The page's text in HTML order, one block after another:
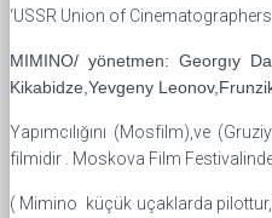
‘USSR Union of
MIMINO/ yönetmen: Georgıy
Kikabidze,Yevgeny
Yapımcılığını (Mosfilm),ve
filmidir . Moskova Film Festivalinde
( Mimino küçük uçaklarda